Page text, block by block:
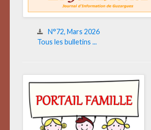
N°72, Mars 2026
Tous les bulletins ...